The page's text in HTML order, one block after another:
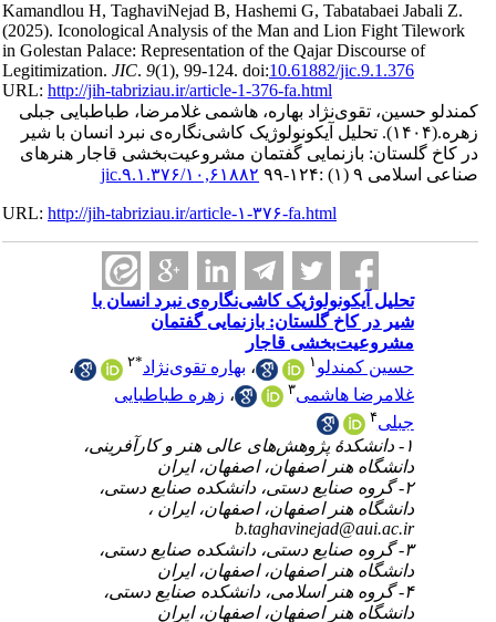
Kamandlou H, TaghaviNejad B, Hashemi G, Tabatabaei
(2025).Iconological Analysis of the Man and Lion Fight
in Golestan Palace: Representation of the Qajar Discourse of
Legitimization.JIC.9(1) , 99-124. doi:10.61882/jic.9.1.376
URL:http://jih-tabriziau.ir/article-1-376-fa.html
حسین، تقوی‌نژاد بهاره، هاشمی غلامرضا، طباطبایی جبلی
تحلیل آیکونولوژیک کاشی‌نگاره‌ی نبرد انسان با شیر
گلستان: بازنمایی گفتمان مشروعیت‌بخشی قاجار هنرهای
۹ (۱) :۱۲۴-۹۹
۱۰,۶۱۸۸۲/jic.۹.۱.۳۷۶
URL:http://jih-tabriziau.ir/article-۱-۳۷۶-fa.html
تحلیل آیکونولوژیک کاشی‌نگاره‌ی نبرد انسان با
شیر در کاخ گلستان: بازنمایی گفتمان
مشروعیت‌بخشی قاجار
حسین کمندلو
، بهاره تقوی‌نژاد *۲
،
غلامرضا هاشمی ۳ ،زهره طباطبایی
۱- دانشکدۀ پژوهش‌های عالی هنر و کارآفرینی،
دانشگاه هنر اصفهان، اصفهان، ایران
۲- گروه صنایع دستی، دانشکده صنایع دستی،
دانشگاه هنر اصفهان، اصفهان، ایران ،
b.taghavinejad@aui.ac.ir
۳- گروه صنایع دستی، دانشکده صنایع دستی،
دانشگاه هنر اصفهان، اصفهان، ایران
۴- گروه هنر اسلامی، دانشکده صنایع دستی،
دانشگاه هنر اصفهان، اصفهان، ایران